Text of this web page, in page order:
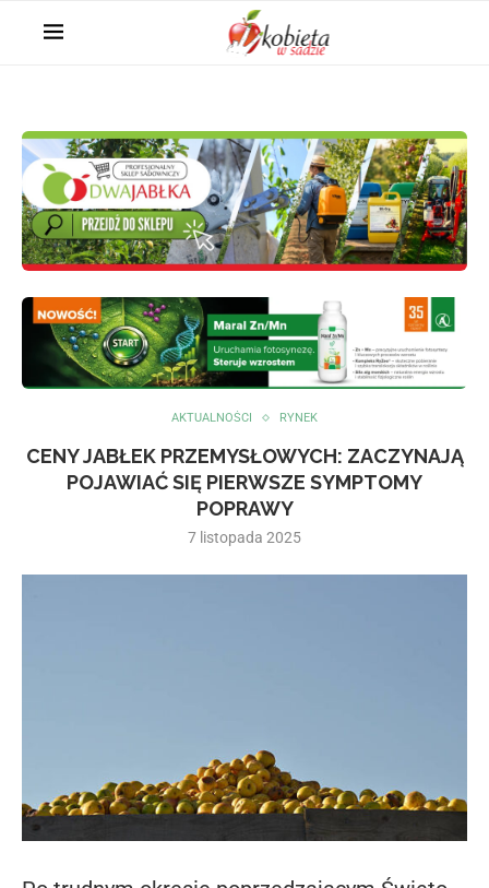
AKTUALNOŚCI RYNEK
CENY JABŁEK PRZEMYSŁOWYCH: ZACZYNAJĄ
POJAWIAĆ SIĘ PIERWSZE SYMPTOMY
POPRAWY
7 listopada 2025